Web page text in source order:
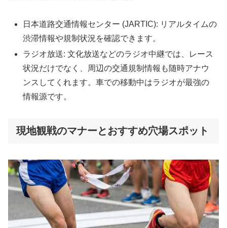
日本道路交通情報センター (JARTIC): リアルタイムの
渋滞情報や規制状況を確認できます。
ラジオ放送: 文化放送などのラジオ中継では、レース
状況だけでなく、周辺の交通規制情報も随時アナウ
ンスしてくれます。車での移動中はラジオが最強の
情報源です。
現地観戦のマナーとおすすめ穴場スポット